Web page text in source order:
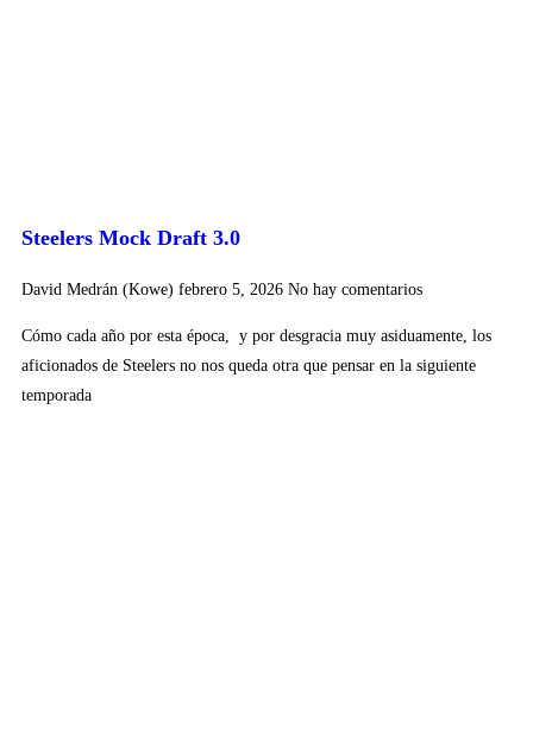
Steelers Mock Draft 3.0
David Medrán (Kowe) febrero 5, 2026 No hay comentarios
Cómo cada año por esta época, y por desgracia muy asiduamente, los
aficionados de Steelers no nos queda otra que pensar en la siguiente
temporada